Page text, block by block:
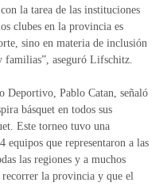
la tarea de las instituciones
clubes en la provincia es
sino en materia de inclusión
familias”, aseguró Lifschitz.
Deportivo, Pablo Catan, señaló
básquet en todos sus
Este torneo tuvo una
equipos que representaron a las
las regiones y a muchos
recorrer la provincia y que el